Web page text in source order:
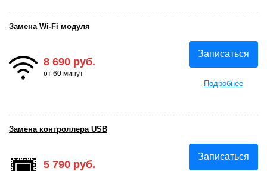
8 690 руб.
от 60 минут
Записаться
Подробнее
Замена Wi-Fi модуля
5 790 руб.
Записаться
Замена контроллера USB